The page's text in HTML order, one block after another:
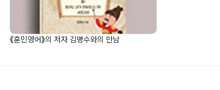
《훈민영어》의 저자 김명수와의 만남